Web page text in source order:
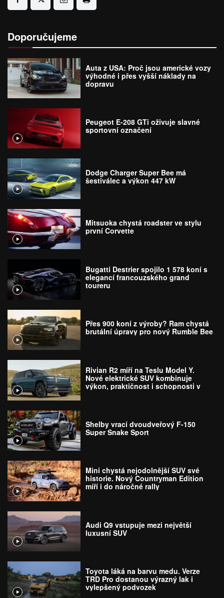
Doporučujeme
Auta z USA: Proč jsou americké vozy
výhodné i přes vyšší náklady na
dopravu
Peugeot E-208 GTi oživuje slavné
sportovní označení
Dodge Charger Super Bee má
šestiválec a výkon 447 kW
Mitsuoka chystá roadster ve stylu
první Corvette
Bugatti Destrier spojilo 1 578 koní s
elegancí francouzského grand
toureru
Přes 900 koní z výroby? Ram chystá
brutální úpravy pro nový Rumble Bee
Rivian R2 míří na Teslu Model Y.
Nové elektrické SUV kombinuje
výkon, praktičnost i schopnosti v
Shelby vrací dvoudveřový F-150
Super Snake Sport
Mini chystá nejodolnější SUV své
historie. Nový Countryman Edition
míří i do náročné rally
Audi Q9 vstupuje mezi největší
luxusní SUV
Toyota láká na barvu medu. Verze
TRD Pro dostanou výrazný lak i
vylepšený podvozek